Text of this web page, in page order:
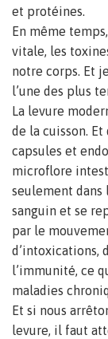
et protéines.
En même
vitale, les
notre corps. Et
l’une des plus
La levure
de la cuisson.
capsules et
microflore
seulement dans
sanguin et se
par le
d’intoxications,
l’immunité, ce
maladies
Et si nous
levure, il faut